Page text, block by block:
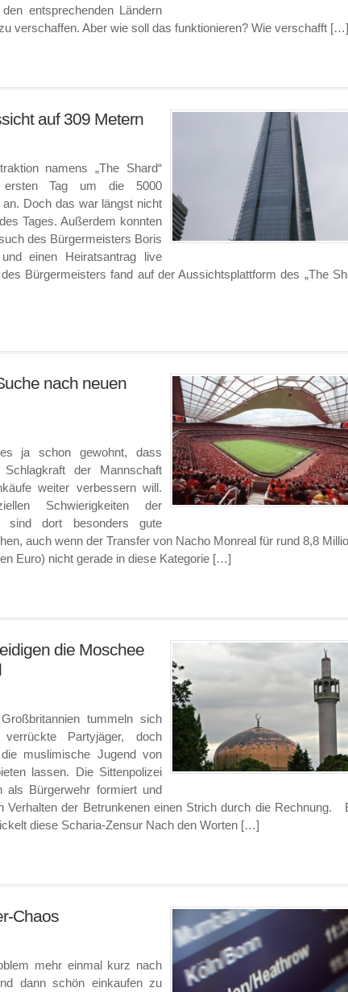
entsprechenden Ländern
verschaffen. Aber wie soll das funktionieren? Wie verschafft […]
auf 309 Metern
namens „The Shard“
Tag um die 5000
an. Doch das war längst nicht
Tages. Außerdem konnten
des Bürgermeisters Boris
einen Heiratsantrag live
Bürgermeisters fand auf der Aussichtsplattform des „The
nach neuen
ja schon gewohnt, dass
der Mannschaft
weiter verbessern will.
Schwierigkeiten der
sind dort besonders gute
auch wenn der Transfer von Nacho Monreal für rund 8,8
Euro) nicht gerade in diese Kategorie […]
die Moschee
tummeln sich
Partyjäger, doch
muslimische Jugend von
lassen. Die Sittenpolizei
Bürgerwehr formiert und
Verhalten der Betrunkenen einen Strich durch die Rechnung.
diese Scharia-Zensur Nach den Worten […]
Chaos
mehr einmal kurz nach
dann schön einkaufen zu